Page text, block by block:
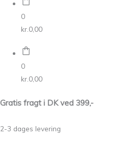
0
kr. 0,00
0
kr. 0,00
Gratis fragt i DK ved 399,-
2-3 dages levering